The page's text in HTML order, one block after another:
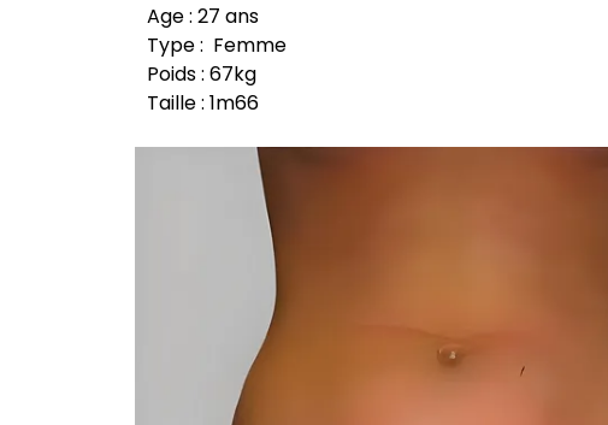
Age : 27 ans
Type : Femme
Poids : 67kg
Taille : 1m66